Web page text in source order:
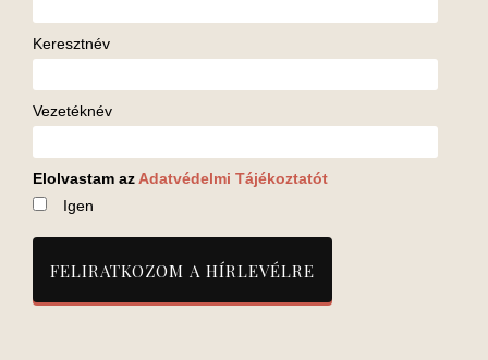
Keresztnév
Vezetéknév
Elolvastam az Adatvédelmi Tájékoztatót
Igen